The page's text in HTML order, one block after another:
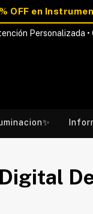
Personalizada